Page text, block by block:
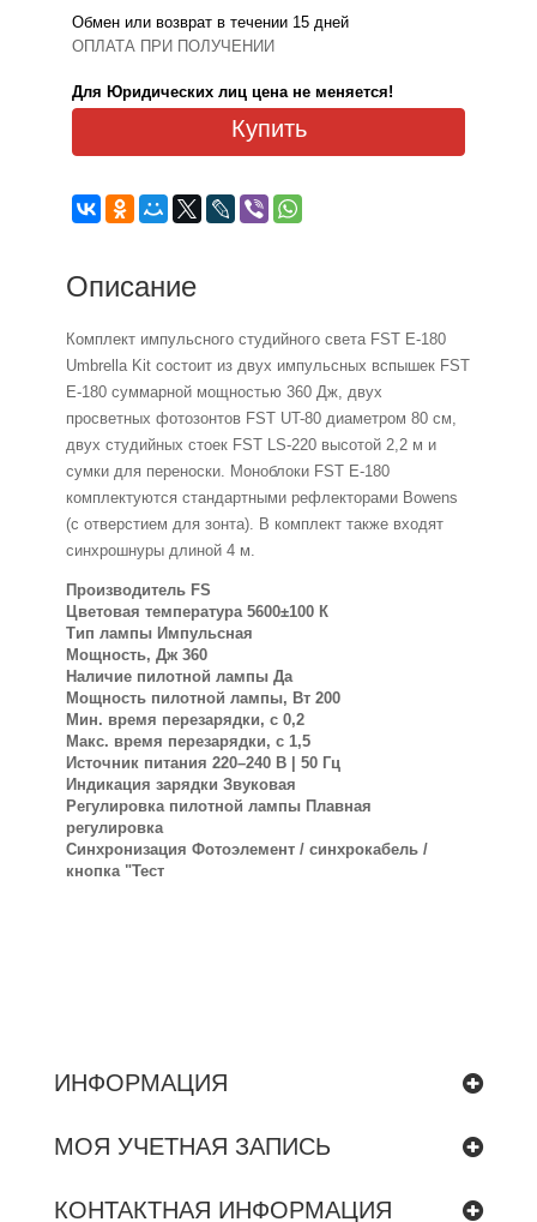
Обмен или возврат в течении 15 дней
ОПЛАТА ПРИ ПОЛУЧЕНИИ
Для Юридических лиц цена не меняется!
Купить
Описание
Комплект импульсного студийного света FST E-180
Umbrella Kit состоит из двух импульсных вспышек FST
E-180 суммарной мощностью 360 Дж, двух
просветных фотозонтов FST UT-80 диаметром 80 см,
двух студийных стоек FST LS-220 высотой 2,2 м и
сумки для переноски. Моноблоки FST E-180
комплектуются стандартными рефлекторами Bowens
(с отверстием для зонта). В комплект также входят
синхрошнуры длиной 4 м.
Производитель FS
Цветовая температура 5600±100 К
Тип лампы Импульсная
Мощность, Дж 360
Наличие пилотной лампы Да
Мощность пилотной лампы, Вт 200
Мин. время перезарядки, с 0,2
Макс. время перезарядки, с 1,5
Источник питания 220–240 В | 50 Гц
Индикация зарядки Звуковая
Регулировка пилотной лампы Плавная
регулировка
Синхронизация Фотоэлемент / синхрокабель /
кнопка "Тест
ИНФОРМАЦИЯ
МОЯ УЧЕТНАЯ ЗАПИСЬ
КОНТАКТНАЯ ИНФОРМАЦИЯ